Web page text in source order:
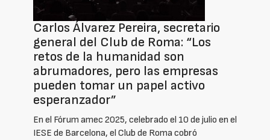
Carlos Álvarez Pereira, secretario
general del Club de Roma: “Los
retos de la humanidad son
abrumadores, pero las empresas
pueden tomar un papel activo
esperanzador”
En el Fórum amec 2025, celebrado el 10 de julio en el
IESE de Barcelona, el Club de Roma cobró